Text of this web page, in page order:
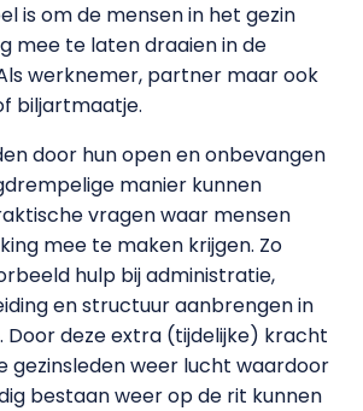
is om de mensen in het gezin
mee te laten draaien in de
werknemer, partner maar ook
biljartmaatje.
door hun open en onbevangen
manier kunnen
vragen waar mensen
mee te maken krijgen. Zo
hulp bij administratie,
en structuur aanbrengen in
Door deze extra (tijdelijke) kracht
gezinsleden weer lucht waardoor
bestaan weer op de rit kunnen